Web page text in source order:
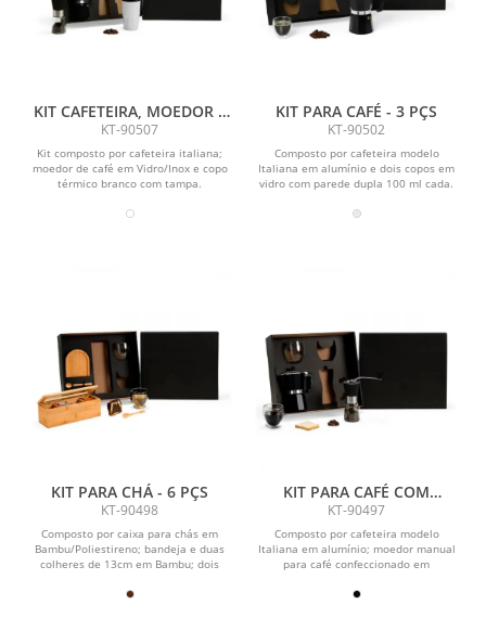
KIT CAFETEIRA, MOEDOR E
COPO TÉRMICO - 3 PÇS
KT-90507
Kit composto por cafeteira italiana;
moedor de café em Vidro/Inox e copo
térmico branco com tampa.
KIT PARA CAFÉ - 3 PÇS
KT-90502
Composto por cafeteira modelo
Italiana em alumínio e dois copos em
vidro com parede dupla 100 ml cada.
KIT PARA CHÁ - 6 PÇS
KT-90498
Composto por caixa para chás em
Bambu/Poliestireno; bandeja e duas
colheres de 13cm em Bambu; dois
KIT PARA CAFÉ COM
MOEDOR - 4 PÇS
KT-90497
Composto por cafeteira modelo
Italiana em alumínio; moedor manual
para café confeccionado em